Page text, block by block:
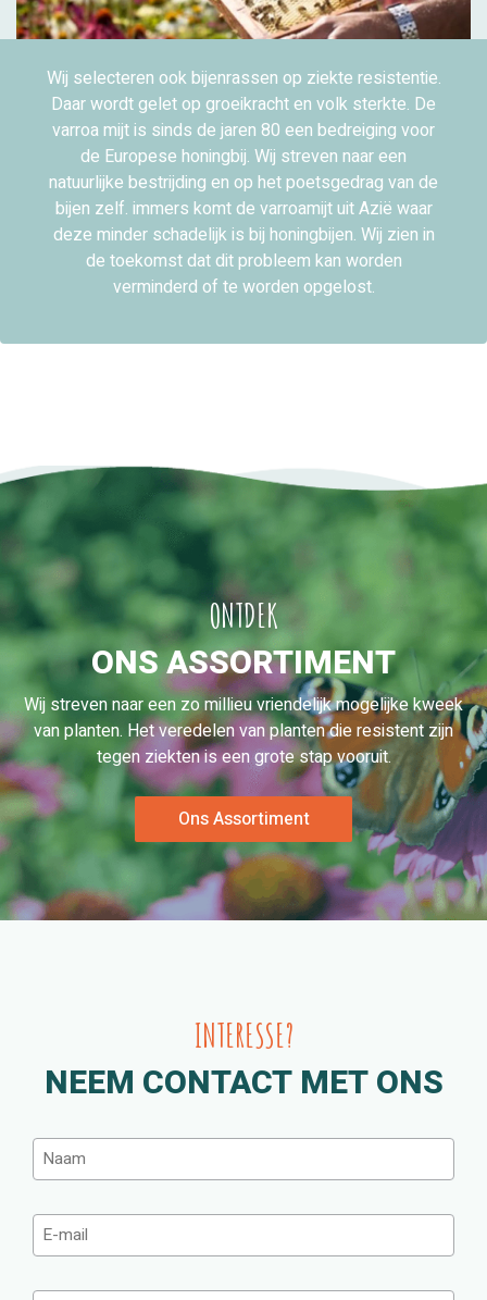
Wij selecteren ook bijenrassen op ziekte resistentie.
Daar wordt gelet op groeikracht en volk sterkte. De
varroa mijt is sinds de jaren 80 een bedreiging voor
de Europese honingbij. Wij streven naar een
natuurlijke bestrijding en op het poetsgedrag van de
bijen zelf. immers komt de varroamijt uit Azië waar
deze minder schadelijk is bij honingbijen. Wij zien in
de toekomst dat dit probleem kan worden
verminderd of te worden opgelost.
ONTDEK
ONS ASSORTIMENT
Wij streven naar een zo millieu vriendelijk mogelijke kweek
van planten. Het veredelen van planten die resistent zijn
tegen ziekten is een grote stap vooruit.
Ons Assortiment
INTERESSE?
NEEM CONTACT MET ONS